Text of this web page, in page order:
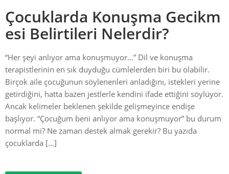
Çocuklarda Konuşma Gecikm
esi Belirtileri Nelerdir?
“Her şeyi anlıyor ama konuşmuyor…” Dil ve konuşma
terapistlerinin en sık duyduğu cümlelerden biri bu olabilir.
Birçok aile çocuğunun söylenenleri anladığını, istekleri yerine
getirdiğini, hatta bazen jestlerle kendini ifade ettiğini söylüyor.
Ancak kelimeler beklenen şekilde gelişmeyince endişe
başlıyor. “Çocuğum beni anlıyor ama konuşmuyor” bu durum
normal mi? Ne zaman destek almak gerekir? Bu yazıda
çocuklarda […]